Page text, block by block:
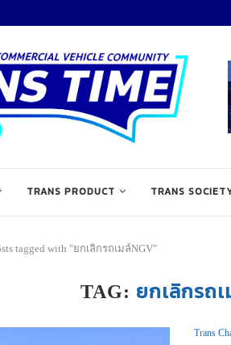
TRANS PRODUCT TRANS
tagged with "ยกเลิกรถเมล์NGV"
TAG: ยกเลิกรถ
Trans